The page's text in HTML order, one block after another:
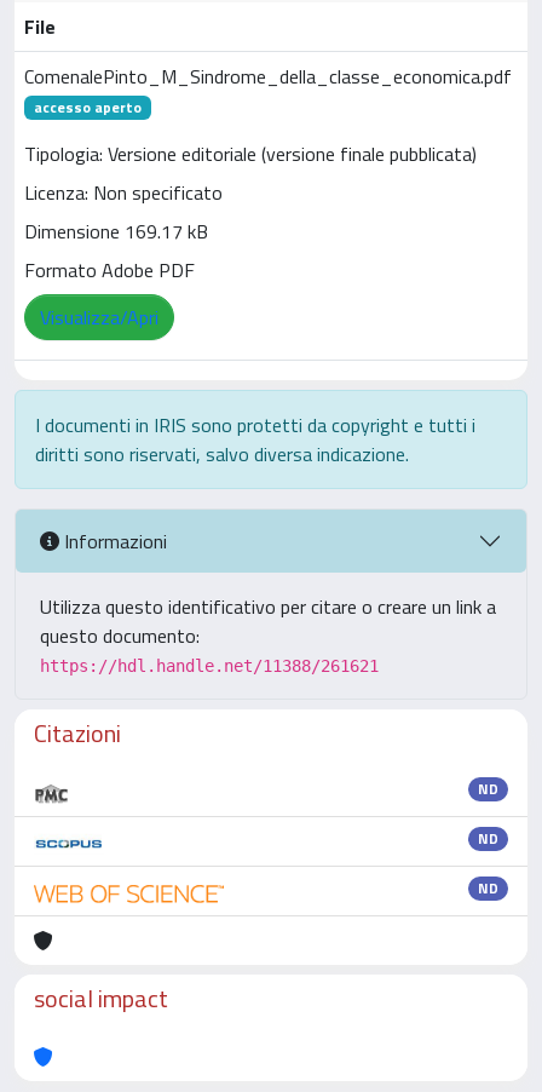
File
ComenalePinto_M_Sindrome_della_classe_economica.pdf
accesso aperto
Tipologia: Versione editoriale (versione finale pubblicata)
Licenza: Non specificato
Dimensione 169.17 kB
Formato Adobe PDF
Visualizza/Apri
I documenti in IRIS sono protetti da copyright e tutti i
diritti sono riservati, salvo diversa indicazione.
Informazioni
Utilizza questo identificativo per citare o creare un link a
questo documento:
https://hdl.handle.net/11388/261621
Citazioni
ND
ND
ND
social impact